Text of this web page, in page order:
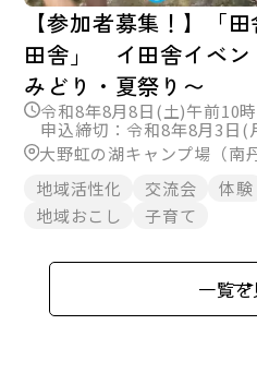
【参加者募集！】「
田舎」 イ田舎イベ
みどり・夏祭り〜
令和8年8月8日(土)午前10
申込締切：令和8年8月3日(
大野虹の湖キャンプ場（南
地域活性化
交流会 体験
地域おこし
子育て
一覧を